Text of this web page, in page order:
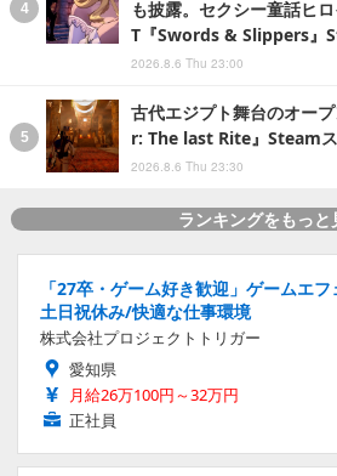
も披露。セクシー童話ヒ
T『Swords & Slippers』
2026.8.6 Thu 23:00
古代エジプト舞台のオー
r: The last Rite』Steam
2026.8.6 Thu 23:30
ランキングをもっと
「27卒・ゲーム好き歓迎」ゲームエ
土日祝休み/快適な仕事環境
株式会社プロジェクトトリガー
愛知県
月給26万100円～32万円
正社員